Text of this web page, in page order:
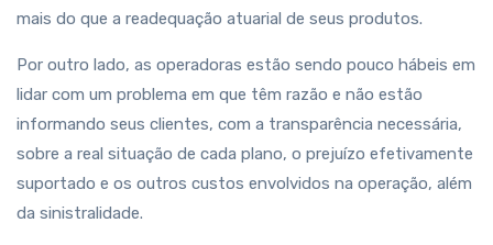
mais do que a readequação atuarial de seus produtos.
Por outro lado, as operadoras estão sendo pouco hábeis em
lidar com um problema em que têm razão e não estão
informando seus clientes, com a transparência necessária,
sobre a real situação de cada plano, o prejuízo efetivamente
suportado e os outros custos envolvidos na operação, além
da sinistralidade.